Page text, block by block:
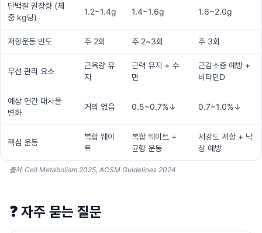
단백질 권장량 (체
중 kg당)
1.2~1.4g 1.4~1.6g 1.6~2.0g
저항운동 빈도 주 2회 주 2~3회 주 3회
우선 관리 요소
근육량 유
지
근력 유지 + 수
면
근감소증 예방 +
비타민D
예상 연간 대사율
변화
거의 없음 0.5~0.7%↓ 0.7~1.0%↓
핵심 운동
복합 웨이
트
복합 웨이트 +
균형 운동
저강도 저항 + 낙
상 예방
출처: Cell Metabolism 2025, ACSM Guidelines 2024
❓ 자주 묻는 질문